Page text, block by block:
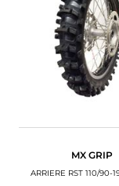
MX GRIP
ARRIERE RST 110/90-